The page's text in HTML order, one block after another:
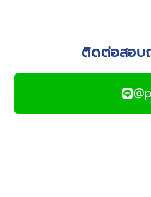
ติดต่อสอบ